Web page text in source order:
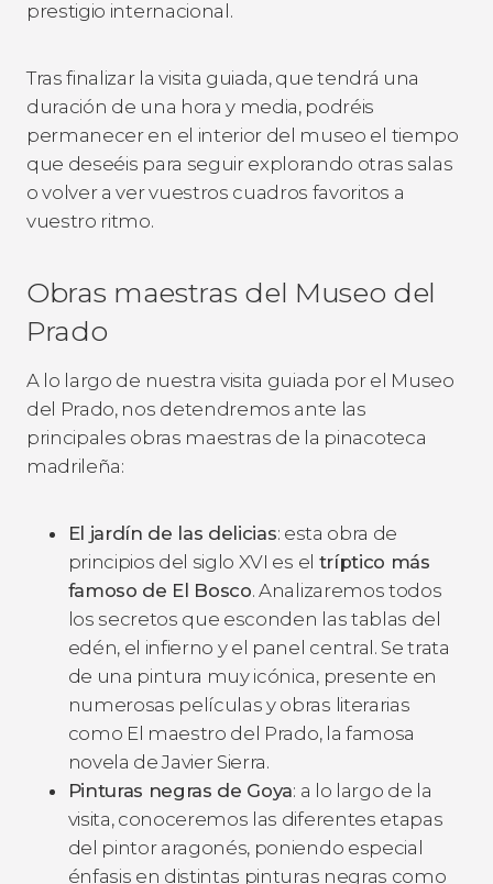
prestigio internacional.
Tras finalizar la visita guiada, que tendrá una
duración de una hora y media, podréis
permanecer en el interior del museo el tiempo
que deseéis para seguir explorando otras salas
o volver a ver vuestros cuadros favoritos a
vuestro ritmo.
Obras maestras del Museo del
Prado
A lo largo de nuestra visita guiada por el Museo
del Prado, nos detendremos ante las
principales obras maestras de la pinacoteca
madrileña:
El jardín de las delicias: esta obra de
principios del siglo XVI es el tríptico más
famoso de El Bosco. Analizaremos todos
los secretos que esconden las tablas del
edén, el infierno y el panel central. Se trata
de una pintura muy icónica, presente en
numerosas películas y obras literarias
como El maestro del Prado, la famosa
novela de Javier Sierra.
Pinturas negras de Goya: a lo largo de la
visita, conoceremos las diferentes etapas
del pintor aragonés, poniendo especial
énfasis en distintas pinturas negras como